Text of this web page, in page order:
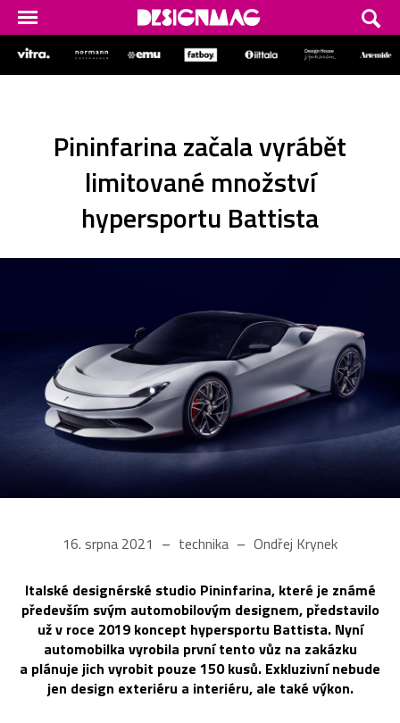
Pininfarina začala vyrábět
limitované množství
hypersportu Battista
16. srpna 2021 technika Ondřej Krynek
Italské designérské studio Pininfarina, které je známé
především svým automobilovým designem, představilo
už v roce 2019 koncept hypersportu Battista. Nyní
automobilka vyrobila první tento vůz na zakázku
a plánuje jich vyrobit pouze 150 kusů. Exkluzivní nebude
jen design exteriéru a interiéru, ale také výkon.